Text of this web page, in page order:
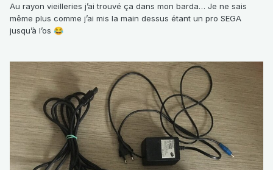
Au rayon vieilleries j’ai trouvé ça dans mon barda… Je ne sais
même plus comme j’ai mis la main dessus étant un pro SEGA
jusqu’à l’os 😂